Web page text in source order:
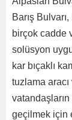
Barış
birçok cadde
solüsyon
kar bıçaklı
tuzlama
geçilmek için